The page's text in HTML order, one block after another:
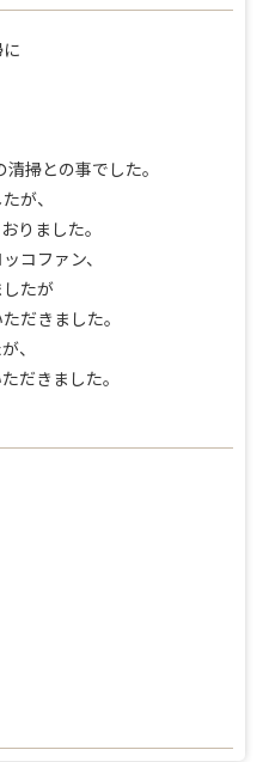
掃との事でした。
が、
りました。
コファン、
たが
だきました。
、
だきました。